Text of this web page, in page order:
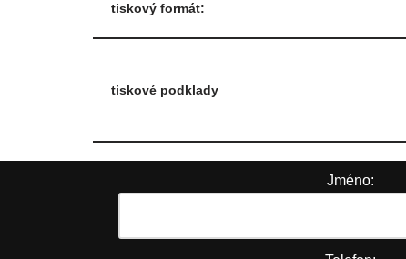
tiskový formát:
tiskové podklady
Jméno: